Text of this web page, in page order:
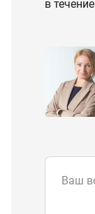
в
Ваш